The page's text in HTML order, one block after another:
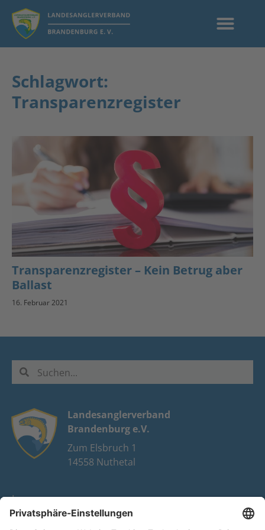
Schlagwort:
Transparenzregister
Transparenzregister – Kein Betrug aber
Ballast
16. Februar 2021
Landesanglerverband
Brandenburg e.V.
Zum Elsbruch 1
14558 Nuthetal
Impressum
Datenschutz